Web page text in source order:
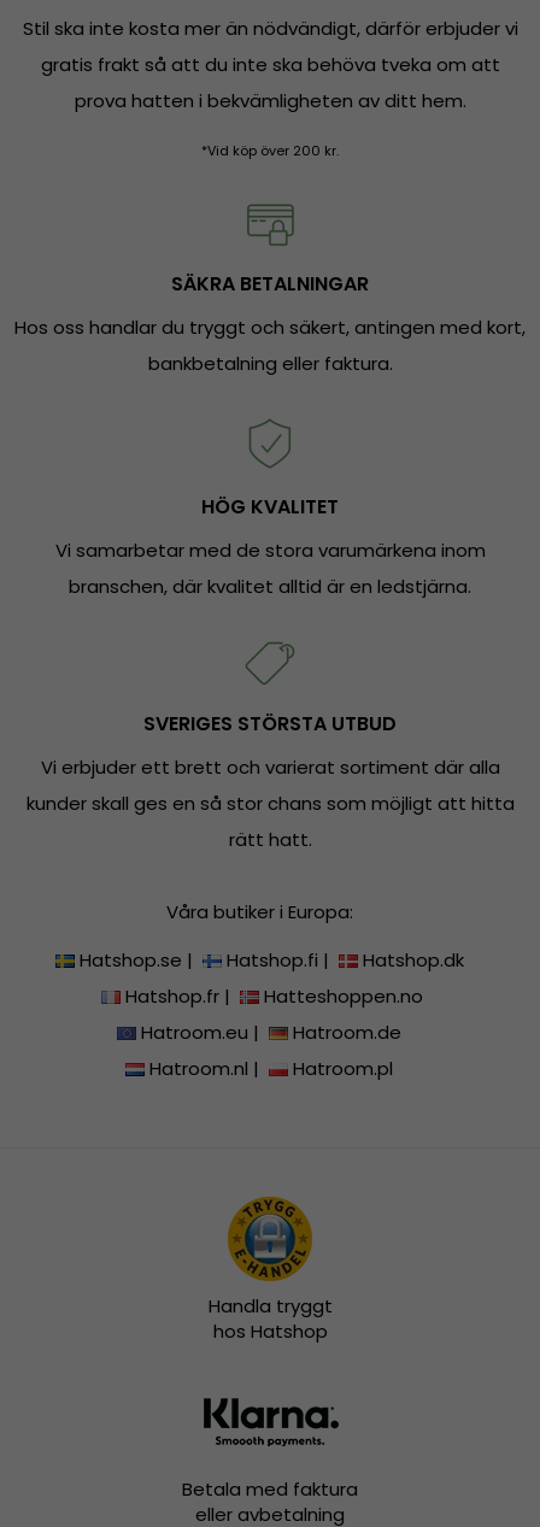
Stil ska inte kosta mer än nödvändigt, därför erbjuder vi
gratis frakt så att du inte ska behöva tveka om att
prova hatten i bekvämligheten av ditt hem.
*Vid köp över 200 kr.
SÄKRA BETALNINGAR
Hos oss handlar du tryggt och säkert, antingen med kort,
bankbetalning eller faktura.
HÖG KVALITET
Vi samarbetar med de stora varumärkena inom
branschen, där kvalitet alltid är en ledstjärna.
SVERIGES STÖRSTA UTBUD
Vi erbjuder ett brett och varierat sortiment där alla
kunder skall ges en så stor chans som möjligt att hitta
rätt hatt.
Våra butiker i Europa:
Hatshop.se | Hatshop.fi |
Hatshop.dk
Hatshop.fr|
Hatteshoppen.no
Hatroom.eu |
Hatroom.de
Hatroom.nl | Hatroom.pl
Handla tryggt
hos Hatshop
Betala med faktura
eller avbetalning